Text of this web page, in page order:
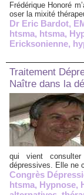
Frédérique Honoré
oser la mixité
Dr Eric Bardot,
htsma, htsma,
Ericksonienne,
Traitement
Naître dans la
qui vient
dépressives. Elle ne
Congrès
htsma, Hypnose,